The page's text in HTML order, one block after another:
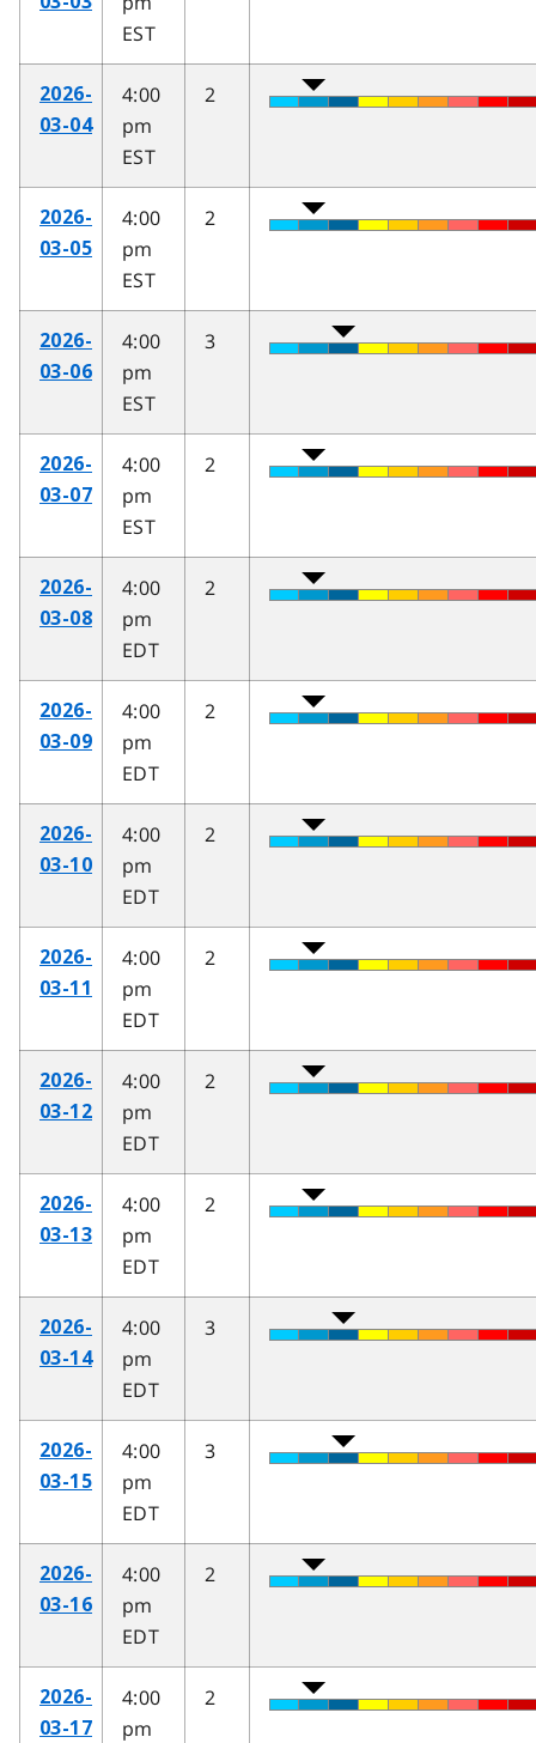
EST
2026-
03-04
4:00
pm
EST
2
2026-
03-05
4:00
pm
EST
2
2026-
03-06
4:00
pm
EST
3
2026-
03-07
4:00
pm
EST
2
2026-
03-08
4:00
pm
EDT
2
2026-
03-09
4:00
pm
EDT
2
2026-
03-10
4:00
pm
EDT
2
2026-
03-11
4:00
pm
EDT
2
2026-
03-12
4:00
pm
EDT
2
2026-
03-13
4:00
pm
EDT
2
2026-
03-14
4:00
pm
EDT
3
2026-
03-15
4:00
pm
EDT
3
2026-
03-16
4:00
pm
EDT
2
2026-
03-17
4:00
pm
2